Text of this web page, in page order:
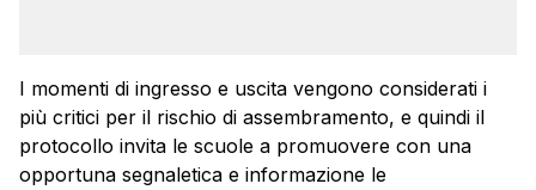
I momenti di ingresso e uscita vengono considerati i
più critici per il rischio di assembramento, e quindi il
protocollo invita le scuole a promuovere con una
opportuna segnaletica e informazione le